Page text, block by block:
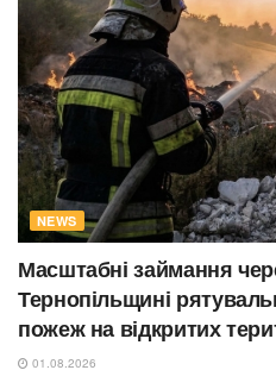
NEWS
Масштабні займання
Тернопільщині
пожеж на відкритих
01.08.2026